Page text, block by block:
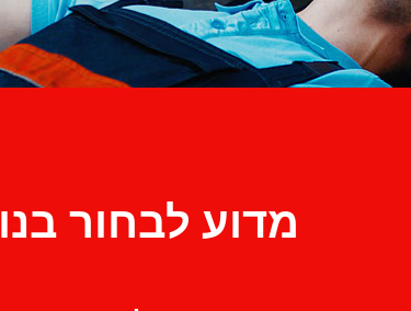
מדוע לבחור בנו